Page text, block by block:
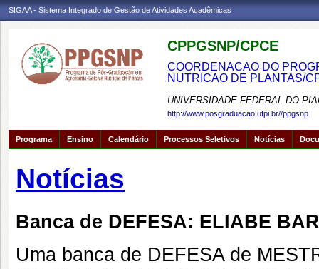
SIGAA - Sistema Integrado de Gestão de Atividades Acadêmicas
CPPGSNP/CPCE
COORDENACAO DO
NUTRICAO DE PLANTAS/
UNIVERSIDADE FEDERAL DO
http://www.posgraduacao.ufpi.br//ppgsnp
Programa Ensino Calendário Processos Seletivos Notícias
Notícias
Banca de DEFESA: ELIABE
Uma banca de DEFESA de